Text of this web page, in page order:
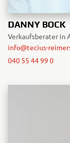
DANNY BOCK
Verkaufsberater in
info@tecius-
040 55 44 99 0